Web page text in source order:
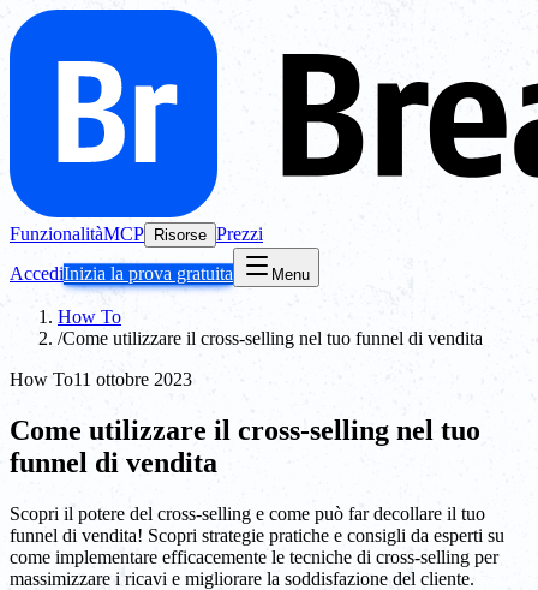
FunzionalitàMCP Risorse Prezzi
AccediInizia la prova gratuita Menu
How To
/Come utilizzare il cross-selling nel tuo funnel di vendita
How To11 ottobre 2023
Come utilizzare il cross-selling nel tuo
funnel di vendita
Scopri il potere del cross-selling e come può far decollare il tuo
funnel di vendita! Scopri strategie pratiche e consigli da esperti su
come implementare efficacemente le tecniche di cross-selling per
massimizzare i ricavi e migliorare la soddisfazione del cliente.